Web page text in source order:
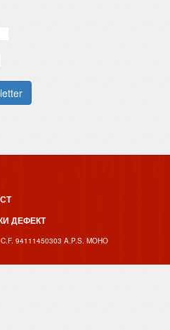
ДЕФЕКТ
94111450303 A.P.S. MOHO